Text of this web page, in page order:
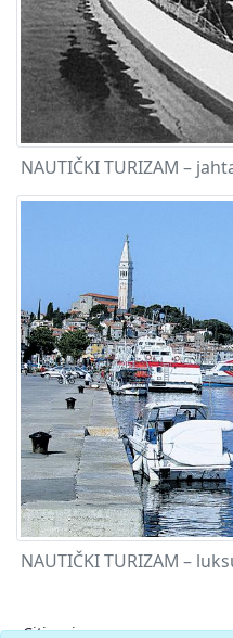
NAUTIČKI TURIZAM –
NAUTIČKI TURIZAM –
Citiranje: